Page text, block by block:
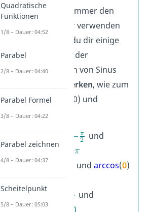
Damit du nicht immer den
Taschenrechner verwenden
musst, solltest du dir einige
wichtige Werte
der
Umkehrfunktion von Sinus
merken, wie zum
Beispiel arccos(0) und
arccos(1).
und
arccos(-1
) =
arcsin
undarccos(0)
arcsin
und
arccos
0
Quadratische
Funktionen
1/8 – Dauer: 04:52
Parabel
2/8 – Dauer: 04:40
Parabel Formel
3/8 – Dauer: 04:22
Parabel zeichnen
4/8 – Dauer: 04:37
Scheitelpunkt
5/8 – Dauer: 05:03